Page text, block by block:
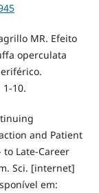
MR. Efeito
operculata
10.
and Patient
Late-Career
Sci. [internet]
em: